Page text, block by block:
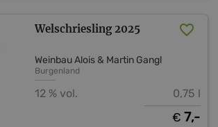
Welschriesling 2025
Weinbau Alois & Martin Gangl
Burgenland
12 % vol. 0,75 l
€ 7,-